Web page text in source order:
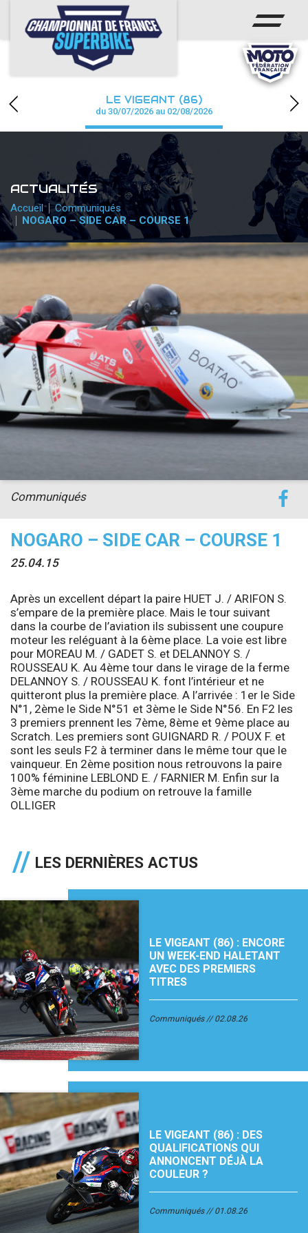
ACCUEIL
CHAMPIONNAT
CALENDRIER
PHOTOS / WEB TV
PARTENAIRES
PRESSE
PRESSE
accéder à la billetterie
LE VIGEANT (86)
du 30/07/2026 au 02/08/2026
ACTUALITÉS
Accueil
Communiqués
NOGARO – SIDE CAR – COURSE 1
NOGARO – SIDE CAR – COURSE 1
25.04.15
Communiqués
Après un excellent départ la paire HUET J. / ARIFON S.
s’empare de la première place. Mais le tour suivant
dans la courbe de l’aviation ils subissent une coupure
moteur les reléguant à la 6ème place. La voie est libre
pour MOREAU M. / GADET S. et DELANNOY S. /
ROUSSEAU K. Au 4ème tour dans le virage de la ferme
DELANNOY S. / ROUSSEAU K. font l’intérieur et ne
quitteront plus la première place. A l’arrivée : 1er le Side
N°1, 2ème le Side N°51 et 3ème le Side N°56. En F2 les
3 premiers prennent les 7ème, 8ème et 9ème place au
Scratch. Les premiers sont GUIGNARD R. / POUX F. et
sont les seuls F2 à terminer dans le même tour que le
vainqueur. En 2ème position nous retrouvons la paire
100% féminine LEBLOND E. / FARNIER M. Enfin sur la
3ème marche du podium on retrouve la famille
OLLIGER
LES DERNIÈRES ACTUS
LE VIGEANT (86) : ENCORE
UN WEEK-END HALETANT
AVEC DES PREMIERS
TITRES
Communiqués 02.08.26
LE VIGEANT (86) : DES
QUALIFICATIONS QUI
ANNONCENT DÉJÀ LA
COULEUR ?
Communiqués 01.08.26